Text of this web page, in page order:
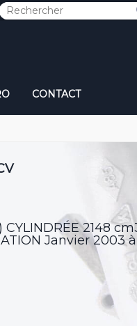
CONTACT
2148
Janvier 2003